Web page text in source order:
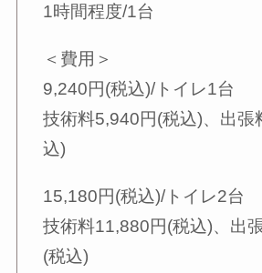
1時間程度/1台
＜費用＞
9,240円(税込)/トイレ1台
技術料5,940円(税込)、出張
込)
15,180円(税込)/トイレ2台
技術料11,880円(税込)、出
(税込)